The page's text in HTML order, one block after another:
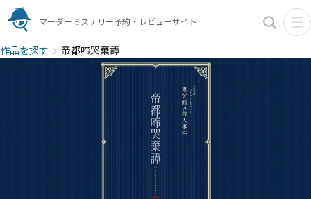
マーダーミステリー予約・レビューサイト
作品を探す 帝都啼哭棄譚